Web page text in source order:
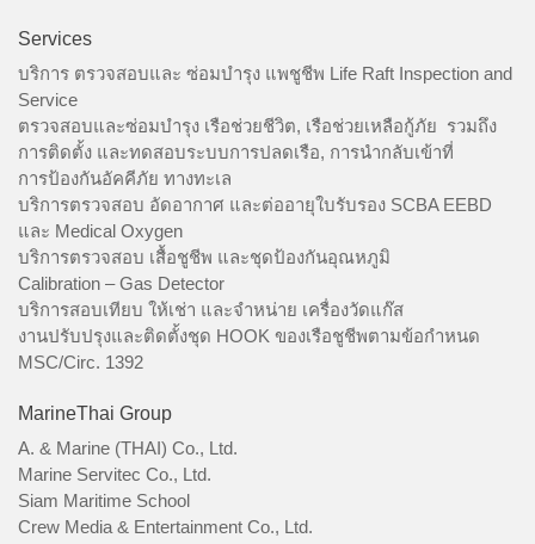
Services
บริการ ตรวจสอบและ ซ่อมบำรุง แพชูชีพ Life Raft Inspection and
Service
ตรวจสอบและซ่อมบำรุง เรือช่วยชีวิต, เรือช่วยเหลือกู้ภัย รวมถึง
การติดตั้ง และทดสอบระบบการปลดเรือ, การนำกลับเข้าที่
การป้องกันอัคคีภัย ทางทะเล
บริการตรวจสอบ อัดอากาศ และต่ออายุใบรับรอง SCBA EEBD
และ Medical Oxygen
บริการตรวจสอบ เสื้อชูชีพ และชุดป้องกันอุณหภูมิ
Calibration – Gas Detector
บริการสอบเทียบ ให้เช่า และจำหน่าย เครื่องวัดแก๊ส
งานปรับปรุงและติดตั้งชุด HOOK ของเรือชูชีพตามข้อกำหนด
MSC/Circ. 1392
MarineThai Group
A. & Marine (THAI) Co., Ltd.
Marine Servitec Co., Ltd.
Siam Maritime School
Crew Media & Entertainment Co., Ltd.